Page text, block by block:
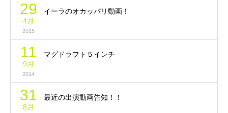
29
4月
2015
イーラのオカッパリ動画！
11
9月
2014
マグドラフト５インチ
31
8月
最近の出演動画告知！！